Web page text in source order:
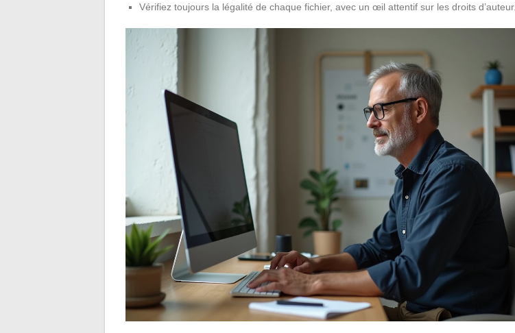
Vérifiez toujours la légalité de chaque fichier, avec un œil attentif sur les droits d’auteur.